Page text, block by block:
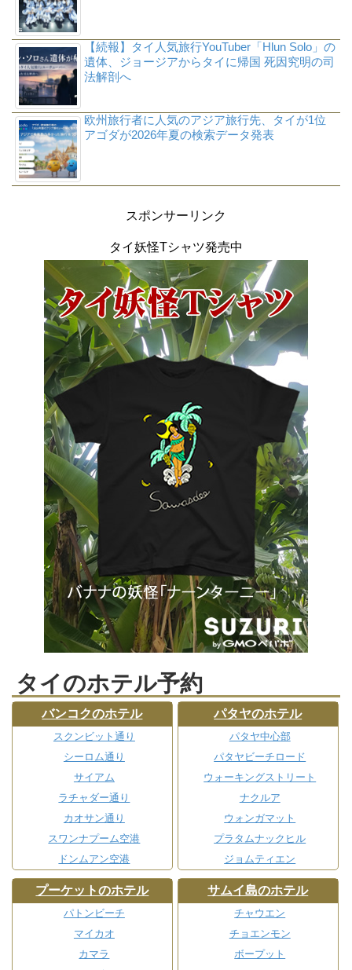
【続報】タイ人気旅行YouTuber「Hlun Solo」の
遺体、ジョージアからタイに帰国 死因究明の司
法解剖へ
欧州旅行者に人気のアジア旅行先、タイが1位
アゴダが2026年夏の検索データ発表
スポンサーリンク
タイ妖怪Tシャツ発売中
タイのホテル予約
バンコクのホテル
スクンビット通り
シーロム通り
サイアム
ラチャダー通り
カオサン通り
スワンナプーム空港
ドンムアン空港
パタヤのホテル
パタヤ中心部
パタヤビーチロード
ウォーキングストリート
ナクルア
ウォンガマット
プラタムナックヒル
ジョムティエン
プーケットのホテル
パトンビーチ
マイカオ
カマラ
サムイ島のホテル
チャウエン
チョエンモン
ボープット